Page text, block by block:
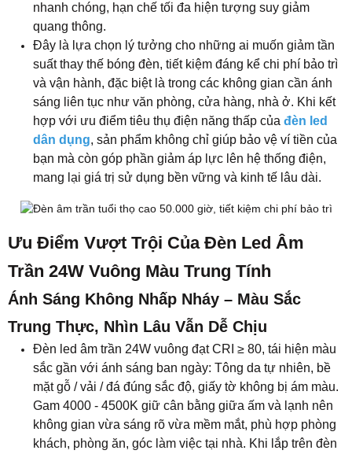
nhanh chóng, hạn chế tối đa hiện tượng suy giảm
quang thông.
Đây là lựa chọn lý tưởng cho những ai muốn giảm tần
suất thay thế bóng đèn, tiết kiệm đáng kể chi phí bảo trì
và vận hành, đặc biệt là trong các không gian cần ánh
sáng liên tục như văn phòng, cửa hàng, nhà ở. Khi kết
hợp với ưu điểm tiêu thụ điện năng thấp của đèn led
dân dụng, sản phẩm không chỉ giúp bảo vệ ví tiền của
bạn mà còn góp phần giảm áp lực lên hệ thống điện,
mang lại giá trị sử dụng bền vững và kinh tế lâu dài.
Ưu Điểm Vượt Trội Của Đèn Led Âm
Trần 24W Vuông Màu Trung Tính
Ánh Sáng Không Nhấp Nháy – Màu Sắc
Trung Thực, Nhìn Lâu Vẫn Dễ Chịu
Đèn led âm trần 24W vuông đạt CRI ≥ 80, tái hiện màu
sắc gần với ánh sáng ban ngày: Tông da tự nhiên, bề
mặt gỗ / vải / đá đúng sắc độ, giấy tờ không bị ám màu.
Gam 4000 - 4500K giữ cân bằng giữa ấm và lạnh nên
không gian vừa sáng rõ vừa mềm mắt, phù hợp phòng
khách, phòng ăn, góc làm việc tại nhà. Khi lắp trên đèn